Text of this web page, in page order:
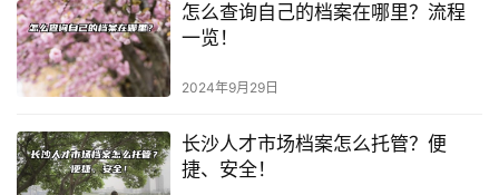
怎么查询自己的档案在哪里？流程
一览！
2024年9月29日
长沙人才市场档案怎么托管？便
捷、安全！